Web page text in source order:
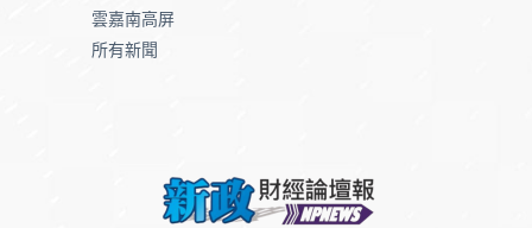
雲嘉南高屏
所有新聞